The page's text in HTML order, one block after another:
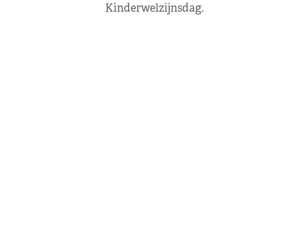
Kinderwelzijnsdag.